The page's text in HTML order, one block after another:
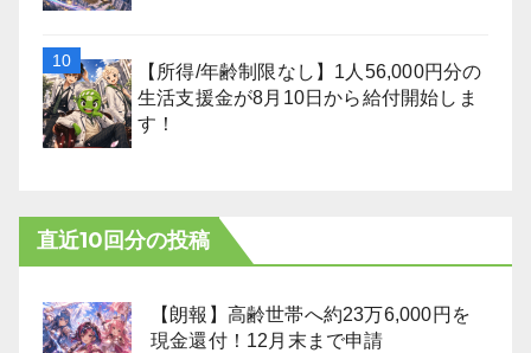
【所得/年齢制限なし】1人56,000円分の
生活支援金が8月10日から給付開始しま
す！
直近10回分の投稿
【朗報】高齢世帯へ約23万6,000円を
現金還付！12月末まで申請